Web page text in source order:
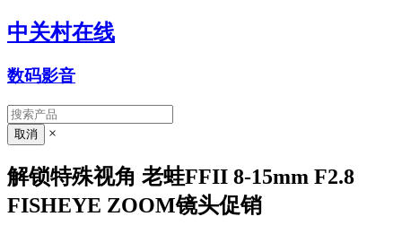
中关村在线
数码影音
×
解锁特殊视角 老蛙FFII 8-15mm F2.8
FISHEYE ZOOM镜头促销